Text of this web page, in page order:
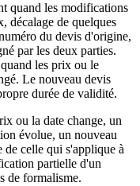
quand les modifications
décalage de quelques
du devis d'origine,
par les deux parties.
les prix ou le
Le nouveau devis
durée de validité.
ou la date change, un
évolue, un nouveau
de celle qui s'applique à
partielle d'un
de formalisme.